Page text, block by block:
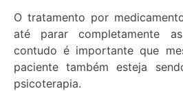
O tratamento por
até parar completamente
contudo é importante que
paciente também esteja
psicoterapia.